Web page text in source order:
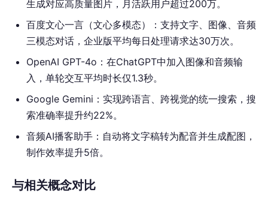
生成对应高质量图片，月活跃用户超过200万。
百度文心一言（文心多模态）：支持文字、图像、音频
三模态对话，企业版平均每日处理请求达30万次。
OpenAI GPT-4o：在ChatGPT中加入图像和音频输
入，单轮交互平均时长仅1.3秒。
Google Gemini：实现跨语言、跨视觉的统一搜索，搜
索准确率提升约22%。
音频AI播客助手：自动将文字稿转为配音并生成配图，
制作效率提升5倍。
与相关概念对比